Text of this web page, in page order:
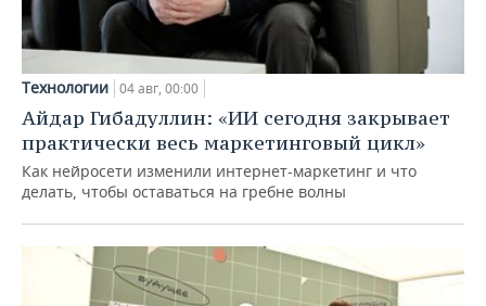
Технологии 04 авг, 00:00
Айдар Гибадуллин: «ИИ сегодня закрывает
практически весь маркетинговый цикл»
Как нейросети изменили интернет-маркетинг и что
делать, чтобы оставаться на гребне волны